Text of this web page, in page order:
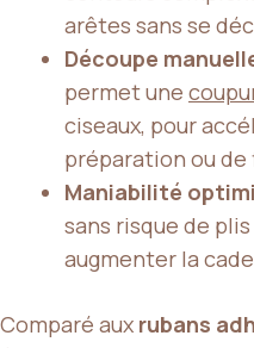
arêtes sans se
Découpe
permet une
ciseaux, pour
préparation ou
Maniabilité
sans risque de
augmenter la
Comparé aux rubans